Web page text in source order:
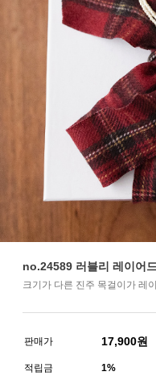
no.24589 러블리 레이어
크기가 다른 진주 목걸이가 레
판매가 17,900원
적립금 1%